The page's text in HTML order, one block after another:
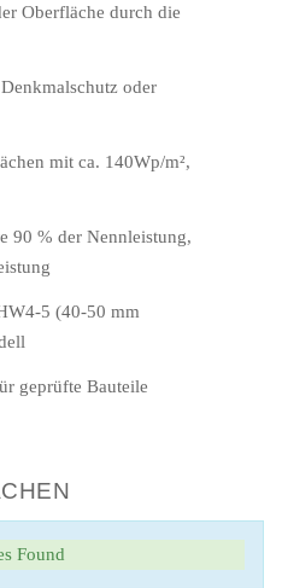
Oberfläche durch die
oder
mit ca. 140Wp/m²,
90 % der Nennleistung,
5 (40-50 mm
geprüfte Bauteile
Found